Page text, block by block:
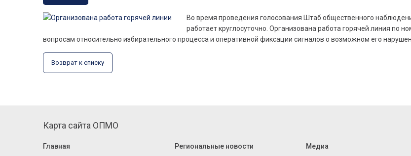
Во время проведения голосования Штаб общественного
работает круглосуточно. Организована работа горячей линия по
вопросам относительно избирательного процесса и оперативной фиксации сигналов о возможном его
Возврат к списку
Карта сайта ОПМО
Главная
Региональные новости
Медиа